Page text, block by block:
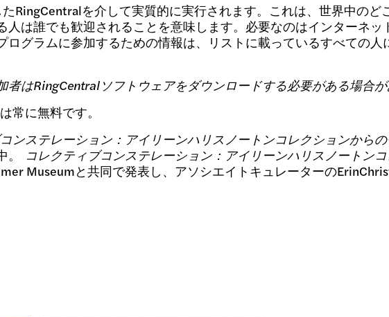
RingCentralを介して実質的に実行されます。これは、世界中のど
人は誰でも歓迎されることを意味します。必要なのはインターネッ
ログラムに参加するための情報は、リストに載っているすべての人
はRingCentralソフトウェアをダウンロードする必要がある場合が
常に無料です。
ンステレーション：アイリーンハリスノートンコレクションから
。
コレクティブコンステレーション：アイリーンハリスノートン
Museumと共同で発表し、アソシエイトキュレーターの